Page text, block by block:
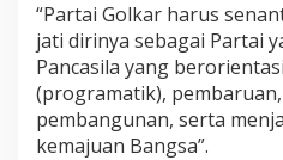
“Partai Golkar harus
jati dirinya sebagai Partai
Pancasila yang
(programatik),
pembangunan, serta
kemajuan Bangsa”.